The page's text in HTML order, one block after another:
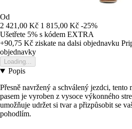
Od
2 421,00 Kč 1 815,00 Kč -25%
Ušetřete 5% s kódem EXTRA
+90,75 Kč ziskate na dalsi objednavku
objednavky
Loading...
Popis
Přesně navržený a schválený jezdci,
pasem je vyroben z vysoce výkonného
umožňuje udržet si tvar a přizpůsobit se
pohodlím.